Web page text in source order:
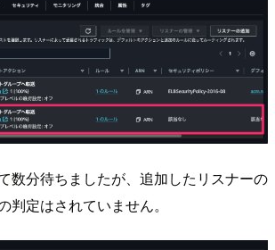
数分待ちましたが、追加したリスナーの
判定はされていません。